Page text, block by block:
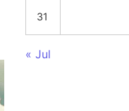
31
« Jul